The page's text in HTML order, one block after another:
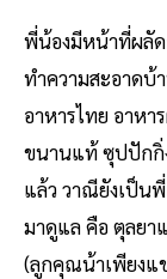
พี่น้องมีหน้าที่ผลั
ทำความสะอาดบ้
อาหารไทย อาหา
ขนานแท้ ซุปปักกิ่
แล้ว วาณียังเป็น
มาดูแล คือ ตุลยา
(ลูกคุณน้าเพียง